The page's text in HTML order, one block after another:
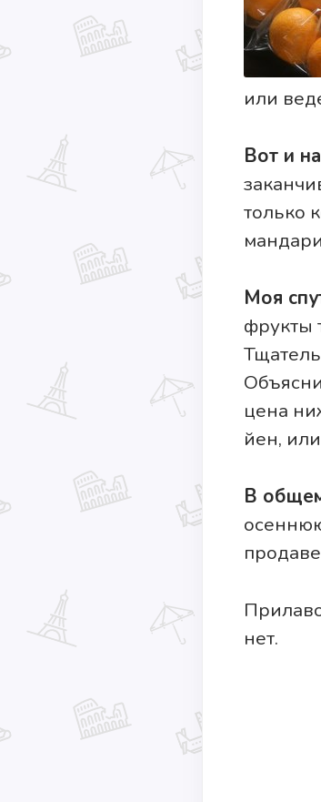
или
Вот и
только
Моя
фрукты
цена
йен,
В
нет.